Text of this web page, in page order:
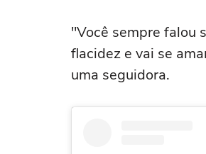
"Você sempre falou
flacidez e vai se
uma seguidora.